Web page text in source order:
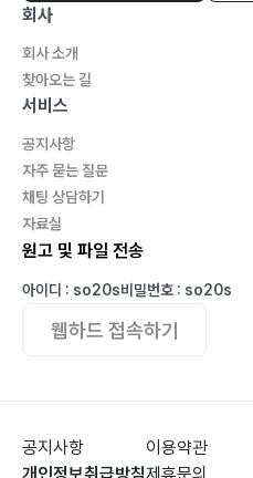
회사
회사 소개
찾아오는 길
서비스
공지사항
자주 묻는 질문
채팅 상담하기
자료실
원고 및 파일 전송
아이디 : so20s비밀번호 : so20s
웹하드 접속하기
공지사항
이용약관